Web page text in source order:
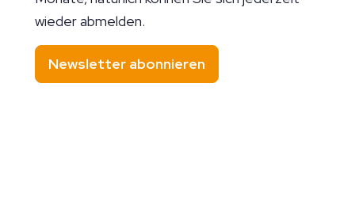
wieder abmelden.
Newsletter abonnieren